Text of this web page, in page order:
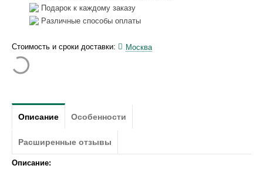
Подарок к каждому заказу
Различные способы оплаты
Стоимость и сроки доставки: Москва
Описание Особенности
Расширенные отзывы
Описание: